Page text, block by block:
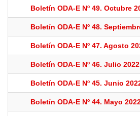
Boletín ODA-E Nº 49. Octubre
Boletín ODA-E Nº 48.
Boletín ODA-E Nº 47. Agosto
Boletín ODA-E Nº 46. Julio
Boletín ODA-E Nº 45. Junio
Boletín ODA-E Nº 44. Mayo